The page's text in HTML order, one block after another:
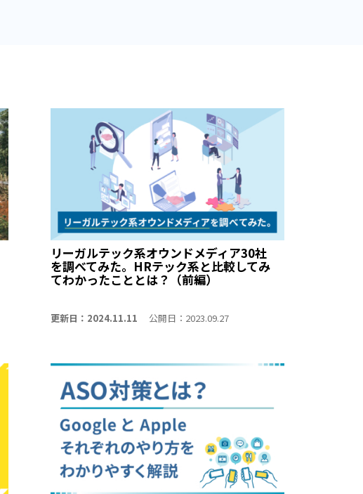
リーガルテック系オウンドメディア30社
を調べてみた。HRテック系と比較してみ
てわかったこととは？（前編）
更新日：2024.11.11 公開日：2023.09.27